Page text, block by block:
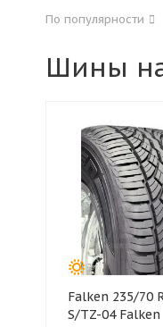
30 35
По популярности
Шины
Falken 235/70 R16 104S
S/TZ-04 Falken